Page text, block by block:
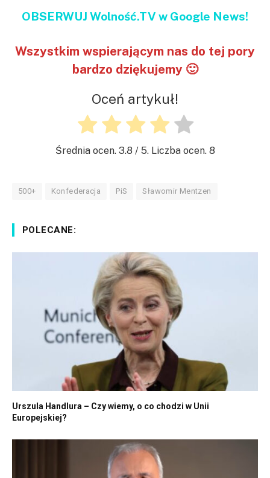
OBSERWUJ Wolność.TV w Google News!
Wszystkim wspierającym nas do tej pory
bardzo dziękujemy 🙂
Oceń artykuł!
Średnia ocen. 3.8 / 5. Liczba ocen. 8
500+ Konfederacja PiS Sławomir Mentzen
POLECANE:
Urszula Handlura – Czy wiemy, o co chodzi w Unii
Europejskiej?